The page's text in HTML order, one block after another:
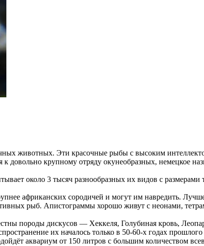
животных. Эти красочные рыбы с высоким
довольно крупному отряду окунеобразных, немецкое
около 3 тысяч разнообразных их видов с размерами
африканских сородичей и могут им навредить.
рыб. Апистограммы хорошо живут с неонами,
породы дискусов — Хеккеля, Голубиная кровь,
их началось только в 50-60-х годах прошлого
аквариум от 150 литров с большим количеством